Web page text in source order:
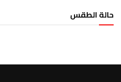
حالة الطقس